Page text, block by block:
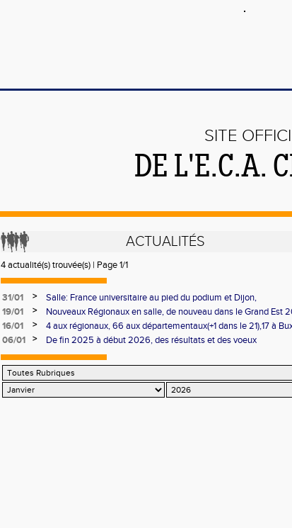
SITE
DE L'E.C.A.
ACTUALITÉS
4 actualité(s) trouvée(s) | Page 1/1
31/01 >
Salle: France universitaire au pied du podium et Dijon,
départementaux lancers longs à Chalon
19/01 >
Nouveaux Régionaux en salle, de nouveau dans le Grand Est
athlètes, 15 podiums dont 3 titres
16/01 >
4 aux régionaux, 66 aux départementaux(+1 dans le 21),17 à
Semur que de maillots de l'ECA!
06/01 > De fin 2025 à début 2026, des résultats et des voeux